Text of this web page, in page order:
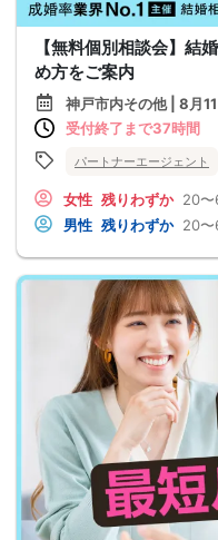
【無料個別相談会】結
め方をご案内
神戸市内その他 | 8月
受付終了まで37時間
パートナーエージェント
女性 残りわずか 20
男性 残りわずか 20